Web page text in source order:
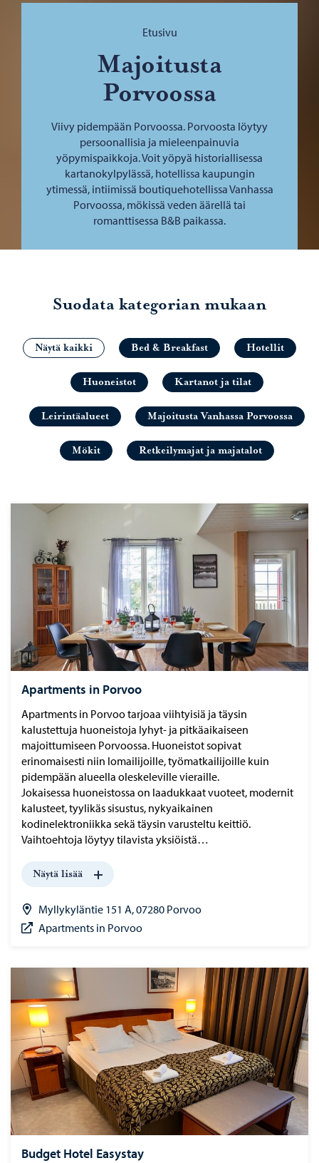
Etusivu
Majoitusta
Porvoossa
Viivy pidempään Porvoossa. Porvoosta löytyy
persoonallisia ja mieleenpainuvia
yöpymispaikkoja. Voit yöpyä historiallisessa
kartanokylpylässä, hotellissa kaupungin
ytimessä, intiimissä boutiquehotellissa Vanhassa
Porvoossa, mökissä veden äärellä tai
romanttisessa B&B paikassa.
Suodata kategorian mukaan
Näytä kaikki Bed & Breakfast Hotellit
Huoneistot Kartanot ja tilat
Leirintäalueet Majoitusta Vanhassa Porvoossa
Mökit Retkeilymajat ja majatalot
Apartments in Porvoo
Apartments in Porvoo tarjoaa viihtyisiä ja täysin
kalustettuja huoneistoja lyhyt- ja pitkäaikaiseen
majoittumiseen Porvoossa. Huoneistot sopivat
erinomaisesti niin lomailijoille, työmatkailijoille kuin
pidempään alueella oleskeleville vieraille.
Jokaisessa huoneistossa on laadukkaat vuoteet, modernit
kalusteet, tyylikäs sisustus, nykyaikainen
kodinelektroniikka sekä täysin varusteltu keittiö.
Vaihtoehtoja löytyy tilavista yksiöistä…
Näytä lisää
Myllykyläntie 151 A, 07280 Porvoo
Apartments in Porvoo
Budget Hotel Easystay